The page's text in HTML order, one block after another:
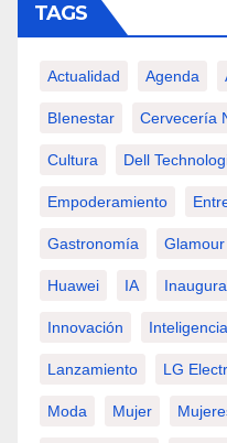
TAGS
Actualidad Agenda
BIenestar Cervecería
Cultura Dell
Empoderamiento
Gastronomía Glamour
Huawei IA
Innovación
Lanzamiento LG
Moda Mujer